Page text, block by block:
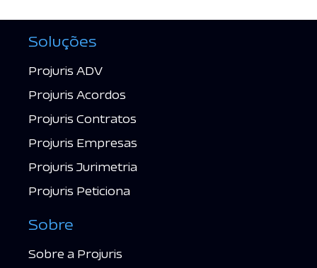
Soluções
Projuris ADV
Projuris Acordos
Projuris Contratos
Projuris Empresas
Projuris Jurimetria
Projuris Peticiona
Sobre
Sobre a Projuris